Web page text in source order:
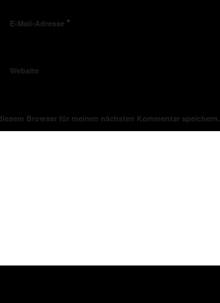
E-Mail-Adresse *
Website
Browser für meinen nächsten Kommentar speichern.